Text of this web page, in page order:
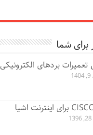
شما
بردهای الکترونیکی